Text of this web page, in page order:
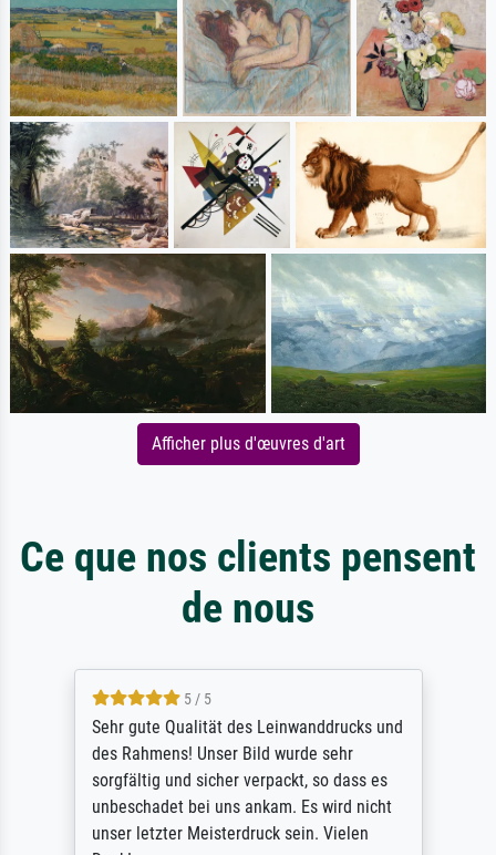
Afficher plus d'œuvres d'art
Ce que nos clients pensent
de nous
5 / 5
Sehr gute Qualität des Leinwanddrucks und
des Rahmens! Unser Bild wurde sehr
sorgfältig und sicher verpackt, so dass es
unbeschadet bei uns ankam. Es wird nicht
unser letzter Meisterdruck sein. Vielen